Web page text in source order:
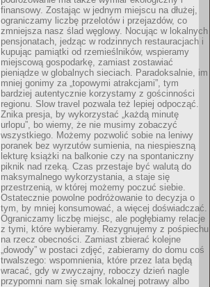
finansowy. Zostając w jednym miejscu na dłużej,
ograniczamy liczbę przelotów i przejazdów, co
zmniejsza nasz ślad węglowy. Nocując w lokalnych
pensjonatach, jedząc w rodzinnych restauracjach i
kupując pamiątki od rzemieślników, wspieramy
miejscową gospodarkę, zamiast zostawiać
pieniądze w globalnych sieciach. Paradoksalnie, im
mniej gonimy za „topowymi atrakcjami”, tym
bardziej autentycznie korzystamy z gościnności
regionu. Slow travel pozwala też lepiej odpocząć.
Znika presja, by wykorzystać „każdą minutę
urlopu”, bo wiemy, że nie musimy zobaczyć
wszystkiego. Możemy pozwolić sobie na leniwy
poranek bez wyrzutów sumienia, na niespieszną
lekturę książki na balkonie czy na spontaniczny
piknik nad rzeką. Czas przestaje być walutą do
maksymalnego wykorzystania, a staje się
przestrzenią, w której możemy poczuć siebie.
Ostatecznie powolne podróżowanie to decyzja o
tym, by mniej konsumować, a więcej doświadczać.
Ograniczamy liczbę miejsc, ale pogłębiamy relacje
z tymi, które wybieramy. Rezygnujemy z pośpiechu
na rzecz obecności. Zamiast zbierać kolejne
„dowody” w postaci zdjęć, zabieramy do domu coś
trwalszego: wspomnienia, które przez lata będą
wracać, gdy w zwyczajny, roboczy dzień nagle
przypomni nam się smak lokalnej potrawy albo